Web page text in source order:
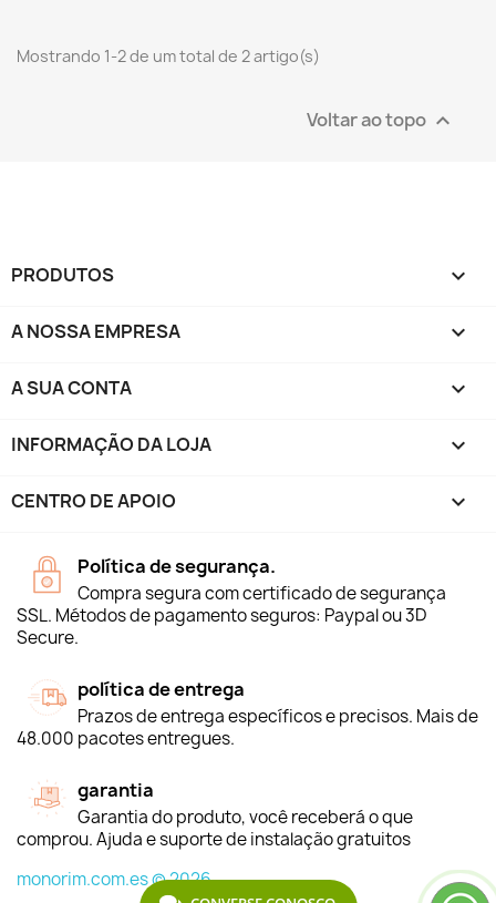
Mostrando 1-2 de um total de 2 artigo(s)
Voltar ao topo 
PRODUTOS 
A NOSSA EMPRESA 
A SUA CONTA 
INFORMAÇÃO DA LOJA keyboard_arrow_down
CENTRO DE APOIO 
Política de segurança.
Compra segura com certificado de segurança
SSL. Métodos de pagamento seguros: Paypal ou 3D
Secure.
política de entrega
Prazos de entrega específicos e precisos. Mais de
48.000 pacotes entregues.
garantia
Garantia do produto, você receberá o que
comprou. Ajuda e suporte de instalação gratuitos
monorim.com.es © 2026